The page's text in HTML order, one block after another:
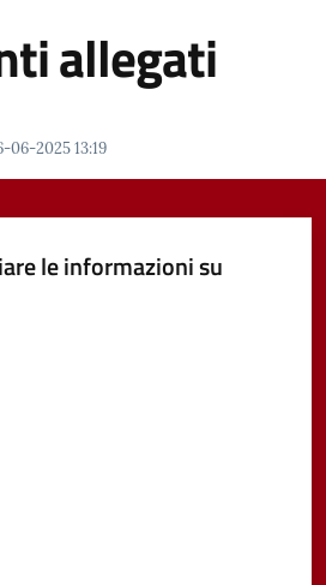
allegati
06-2025 13:19
le informazioni su